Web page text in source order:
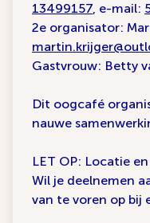
13499157, e-mail:
2e organisator:
Gastvrouw: Betty
Dit oogcafé
nauwe
LET OP: Locatie
Wil je deelnemen
van te voren op bij